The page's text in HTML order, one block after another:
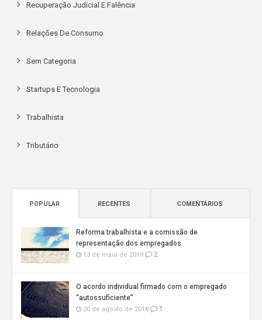
Recuperação Judicial E Falência
Relações De Consumo
Sem Categoria
Startups E Tecnologia
Trabalhista
Tributário
POPULAR RECENTES COMENTÁRIOS
Reforma trabalhista e a comissão de
representação dos empregados
13 de maio de 2019 2
O acordo individual firmado com o empregado
“autossuficiente”
20 de agosto de 2018 1